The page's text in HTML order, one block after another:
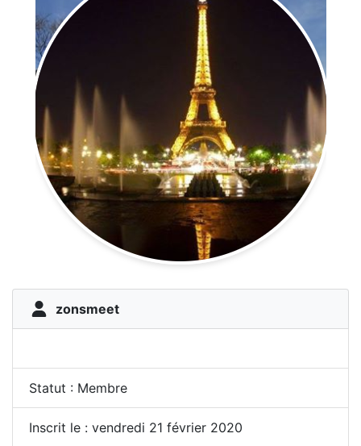
zonsmeet
Statut : Membre
Inscrit le : vendredi 21 février 2020